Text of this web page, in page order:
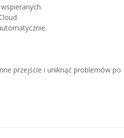
przejście i uniknąć problemów po